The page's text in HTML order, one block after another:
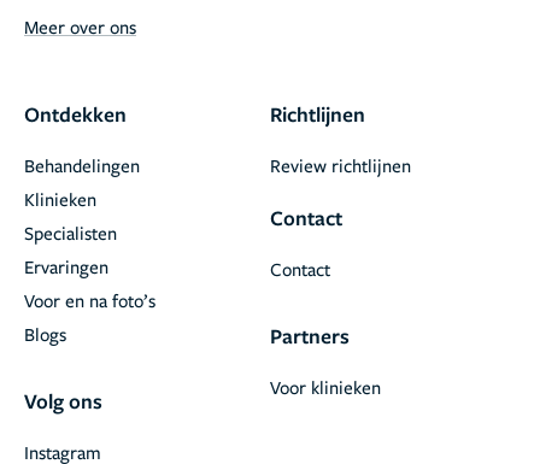
Meer over ons
Ontdekken
Behandelingen
Klinieken
Specialisten
Ervaringen
Voor en na foto’s
Blogs
Volg ons
Instagram
Richtlijnen
Review richtlijnen
Contact
Contact
Partners
Voor klinieken